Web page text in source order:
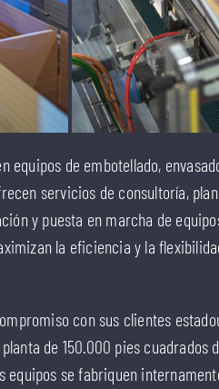
equipos de embotellado,
servicios de consultoría,
y puesta en marcha de
la eficiencia y la
con sus clientes
de 150.000 pies cuadrados
equipos se fabriquen